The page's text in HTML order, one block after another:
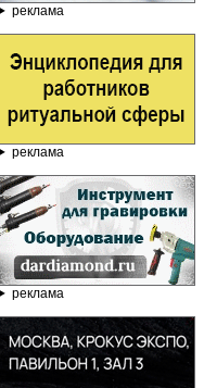
реклама
реклама
реклама